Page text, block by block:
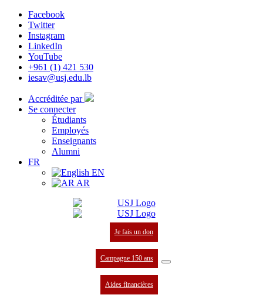
Facebook
Twitter
Instagram
LinkedIn
YouTube
+961 (1) 421 530
iesav@usj.edu.lb
Accréditée par
Se connecter
Étudiants
Employés
Enseignants
Alumni
FR
EN
AR
Je fais un don
Campagne 150 ans
Aides financières